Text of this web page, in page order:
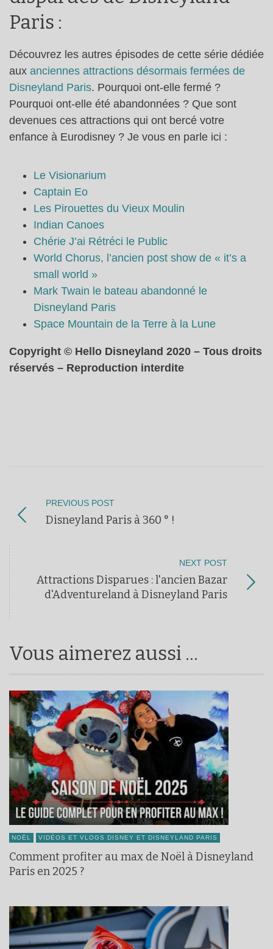
Paris :
Découvrez les autres épisodes de cette série dédiée
aux anciennes attractions désormais fermées de
Disneyland Paris. Pourquoi ont-elle fermé ?
Pourquoi ont-elle été abandonnées ? Que sont
devenues ces attractions qui ont bercé votre
enfance à Eurodisney ? Je vous en parle ici :
Le Visionarium
Captain Eo
Les Pirouettes du Vieux Moulin
Indian Canoes
Chérie J’ai Rétréci le Public
World Chorus, l’ancien post show de « it’s a
small world »
Mark Twain le bateau abandonné le
Disneyland Paris
Space Mountain de la Terre à la Lune
Copyright © Hello Disneyland 2020 – Tous droits
réservés – Reproduction interdite
PREVIOUS POST
Disneyland Paris à 360 ° !
NEXT POST
Attractions Disparues : l'ancien Bazar
d'Adventureland à Disneyland Paris
Vous aimerez aussi ...
NOËL VIDÉOS ET VLOGS DISNEY ET DISNEYLAND PARIS
Comment profiter au max de Noël à Disneyland
Paris en 2025 ?